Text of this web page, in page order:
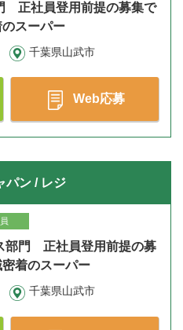
正社員登用前提の募集で
スーパー
千葉県山武市
Web応募
パン / レジ
部門 正社員登用前提の募
着のスーパー
千葉県山武市